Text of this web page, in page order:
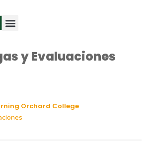
y Evaluaciones
Orchard College